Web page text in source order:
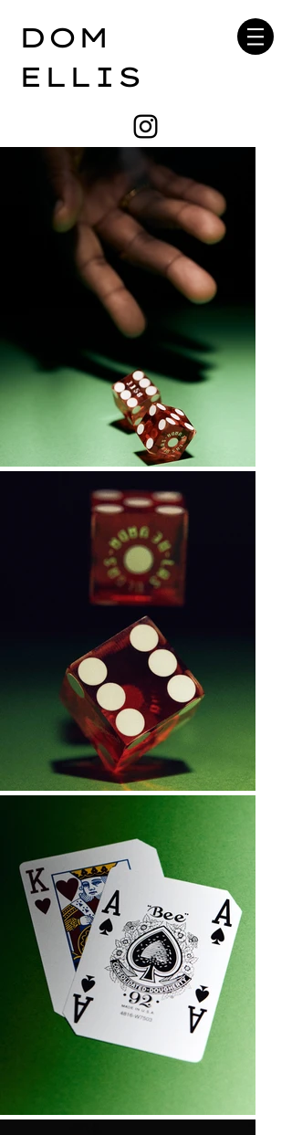
DOM
ELLIS